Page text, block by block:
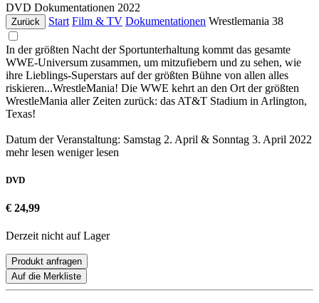
DVD Dokumentationen 2022
Zurück Start Film & TV Dokumentationen Wrestlemania 38
In der größten Nacht der Sportunterhaltung kommt das gesamte
WWE-Universum zusammen, um mitzufiebern und zu sehen, wie
ihre Lieblings-Superstars auf der größten Bühne von allen alles
riskieren...WrestleMania! Die WWE kehrt an den Ort der größten
WrestleMania aller Zeiten zurück: das AT&T Stadium in Arlington,
Texas!
Datum der Veranstaltung: Samstag 2. April & Sonntag 3. April 2022
mehr lesen weniger lesen
DVD
€ 24,99
Derzeit nicht auf Lager
Produkt anfragen
Auf die Merkliste